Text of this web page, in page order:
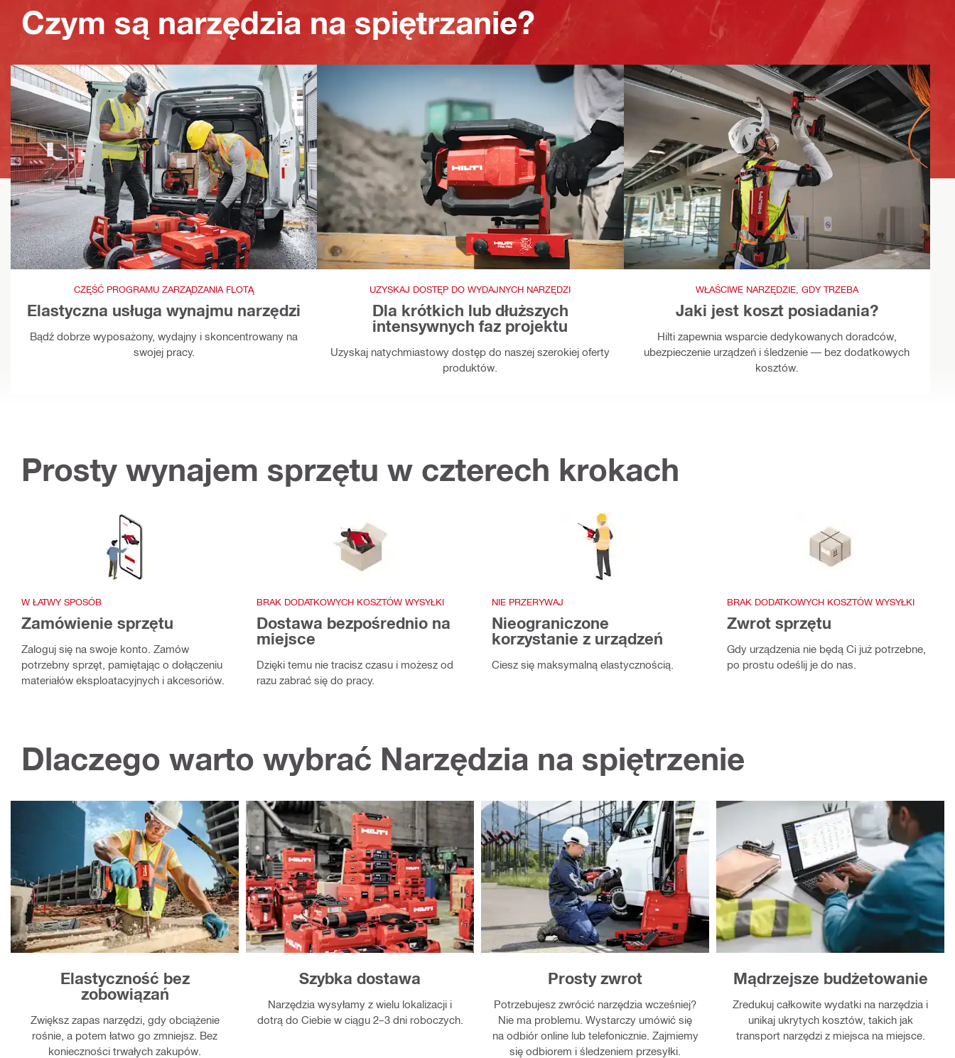
Czym są narzędzia na spiętrzanie?
CZĘŚĆ PROGRAMU ZARZĄDZANIA FLOTĄ
Elastyczna usługa wynajmu narzędzi
Bądź dobrze wyposażony, wydajny i skoncentrowany na
swojej pracy.
UZYSKAJ DOSTĘP DO WYDAJNYCH NARZĘDZI
Dla krótkich lub dłuższych
intensywnych faz projektu
Uzyskaj natychmiastowy dostęp do naszej szerokiej oferty
produktów.
WŁAŚCIWE NARZĘDZIE, GDY TRZEBA
Jaki jest koszt posiadania?
Hilti zapewnia wsparcie dedykowanych doradców,
ubezpieczenie urządzeń i śledzenie — bez dodatkowych
kosztów.
Prosty wynajem sprzętu w czterech krokach
W ŁATWY SPOSÓB
Zamówienie sprzętu
Zaloguj się na swoje konto. Zamów
potrzebny sprzęt, pamiętając o dołączeniu
materiałów eksploatacyjnych i akcesoriów.
BRAK DODATKOWYCH KOSZTÓW WYSYŁKI
Dostawa bezpośrednio na
miejsce
Dzięki temu nie tracisz czasu i możesz od
razu zabrać się do pracy.
NIE PRZERYWAJ
Nieograniczone
korzystanie z urządzeń
Ciesz się maksymalną elastycznością.
BRAK DODATKOWYCH KOSZTÓW WYSYŁKI
Zwrot sprzętu
Gdy urządzenia nie będą Ci już potrzebne,
po prostu odeślij je do nas.
Dlaczego warto wybrać Narzędzia na spiętrzenie
Elastyczność bez
zobowiązań
Zwiększ zapas narzędzi, gdy obciążenie
rośnie, a potem łatwo go zmniejsz. Bez
konieczności trwałych zakupów.
Szybka dostawa
Narzędzia wysyłamy z wielu lokalizacji i
dotrą do Ciebie w ciągu 2–3 dni roboczych.
Prosty zwrot
Potrzebujesz zwrócić narzędzia wcześniej?
Nie ma problemu. Wystarczy umówić się
na odbiór online lub telefonicznie. Zajmiemy
się odbiorem i śledzeniem przesyłki.
Mądrzejsze budżetowanie
Zredukuj całkowite wydatki na narzędzia i
unikaj ukrytych kosztów, takich jak
transport narzędzi z miejsca na miejsce.